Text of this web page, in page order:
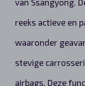
reeks actieve en
waaronder
stevige
airbags. Deze